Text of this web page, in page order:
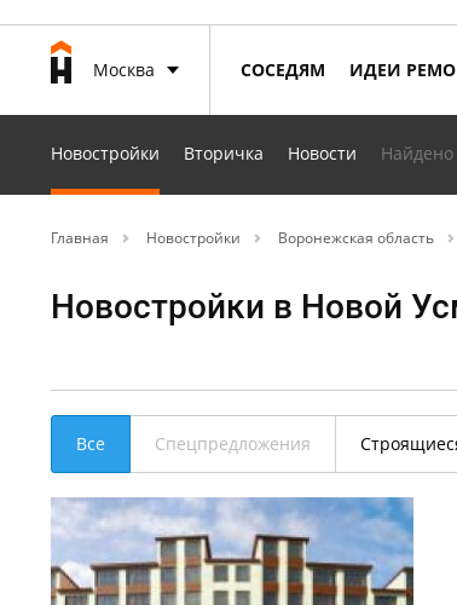
Москва СОСЕДЯМ ИДЕИ
Новостройки Вторичка Новости Найдено
Главная Новостройки Воронежская область
Новостройки в Новой
Все Спецпредложения